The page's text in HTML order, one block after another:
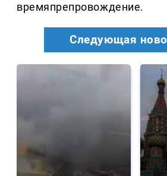
времяпрепровождение.
Следующая